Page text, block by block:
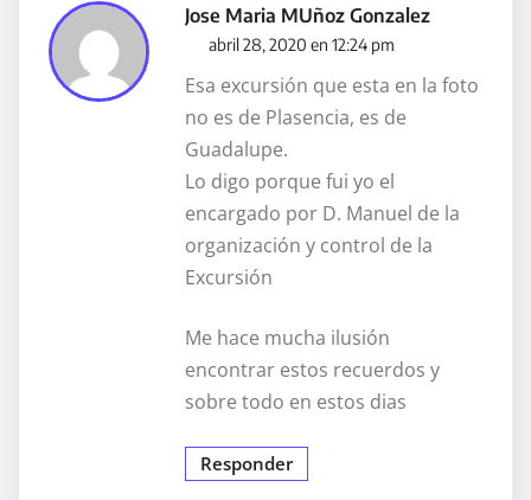
Jose Maria MUñoz Gonzalez
abril 28, 2020 en 12:24 pm
Esa excursión que esta en la foto
no es de Plasencia, es de
Guadalupe.
Lo digo porque fui yo el
encargado por D. Manuel de la
organización y control de la
Excursión
Me hace mucha ilusión
encontrar estos recuerdos y
sobre todo en estos dias
Responder